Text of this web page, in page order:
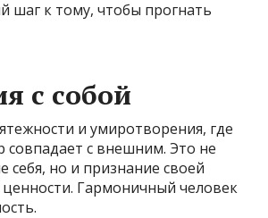
шаг к тому, чтобы прогнать
с собой
и умиротворения, где
совпадает с внешним. Это не
себя, но и признание своей
Гармоничный человек